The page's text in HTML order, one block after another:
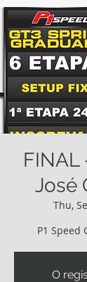
José
Thu,
P1 Speed
O